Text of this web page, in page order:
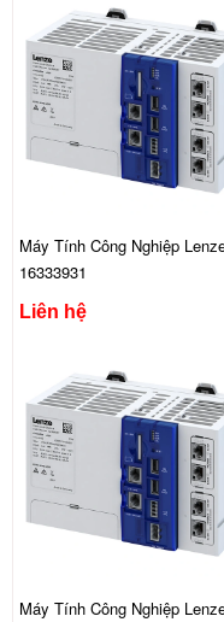
Máy Tính Công Nghiệp
16333931
Liên hệ
Máy Tính Công Nghiệp